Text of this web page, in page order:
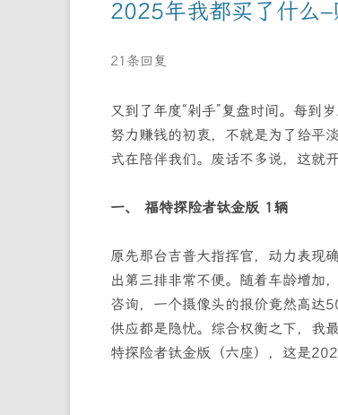
2025年我都买了什么
21条回复
又到了年度“剁手”复盘时间。每到
努力赚钱的初衷，不就是为了给平
式在陪伴我们。废话不多说，这就
一、 福特探险者钛金版 1辆
原先那台吉普大指挥官，动力表现
出第三排非常不便。随着车龄增加
咨询，一个摄像头的报价竟然高达
供应都是隐忧。综合权衡之下，我
特探险者钛金版（六座），这是